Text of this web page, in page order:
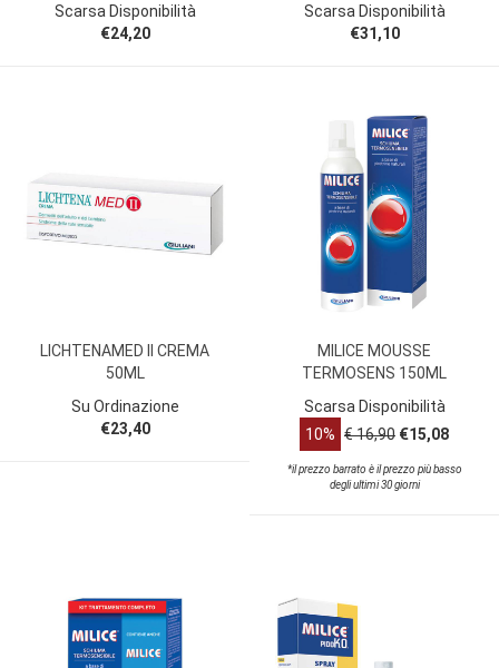
Scarsa Disponibilità
€24,20
Scarsa Disponibilità
€31,10
LICHTENAMED II CREMA
50ML
Su Ordinazione
€23,40
MILICE MOUSSE
TERMOSENS 150ML
Scarsa Disponibilità
10% € 16,90 €15,08
*il prezzo barrato è il prezzo più basso
degli ultimi 30 giorni